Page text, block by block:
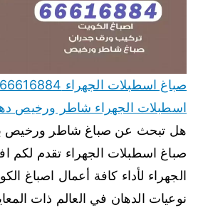
اسطبلات الجهراء شاطر ورخيص
هل تبحث عن صباغ شاطر ورخيص
صباغ اسطبلات الجهراء تقدم لكم
الجهراء لأداء كافة أعمال اصباغ
نوعيات الدهان في العالم ذات